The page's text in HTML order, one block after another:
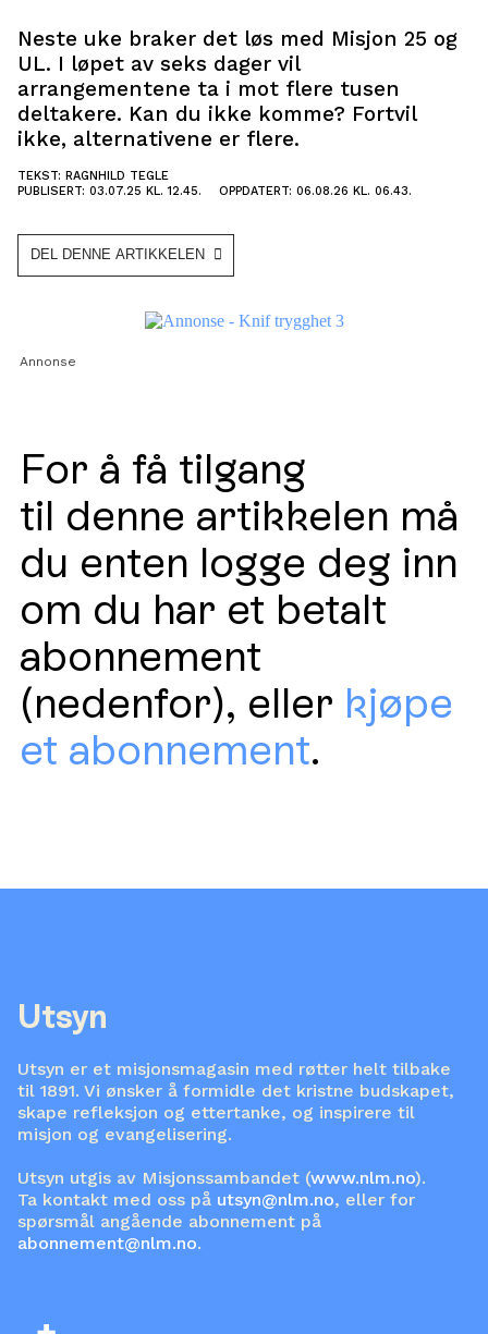
Neste uke braker det løs med Misjon 25 og
UL. I løpet av seks dager vil
arrangementene ta i mot flere tusen
deltakere. Kan du ikke komme? Fortvil
ikke, alternativene er flere.
TEKST: RAGNHILD TEGLE
PUBLISERT: 03.07.25 KL. 12.45.
OPPDATERT: 06.08.26 KL. 06.43.
DEL DENNE ARTIKKELEN
Annonse
For å få tilgang
til denne artikkelen må
du enten logge deg inn
om du har et betalt
abonnement
(nedenfor), eller kjøpe
et abonnement.
Utsyn
Utsyn er et misjonsmagasin med røtter helt tilbake
til 1891. Vi ønsker å formidle det kristne budskapet,
skape refleksjon og ettertanke, og inspirere til
misjon og evangelisering.
Utsyn utgis av Misjonssambandet (www.nlm.no).
Ta kontakt med oss på utsyn@nlm.no, eller for
spørsmål angående abonnement på
abonnement@nlm.no.